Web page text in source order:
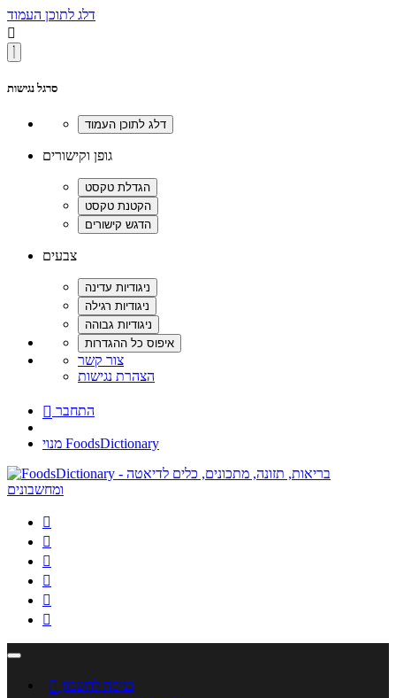
דלג לתוכן העמוד

סרגל נגישות
גופן וקישורים
צבעים
צור קשר
הצהרת נגישות
 התחבר
מנוי FoodsDictionary






 כניסה לחשבון